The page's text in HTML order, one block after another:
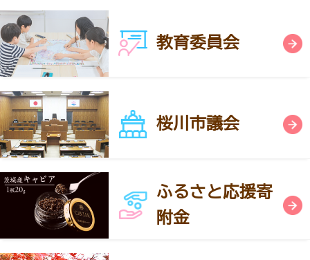
教育委員会
桜川市議会
ふるさと応援寄
附金